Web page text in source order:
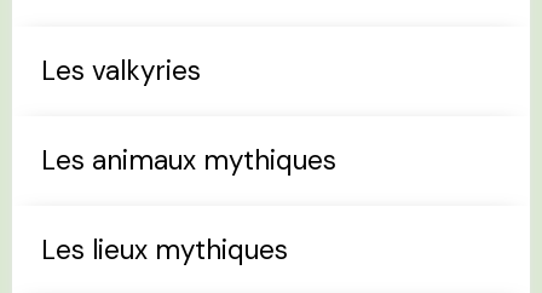
Les valkyries
Les animaux mythiques
Les lieux mythiques